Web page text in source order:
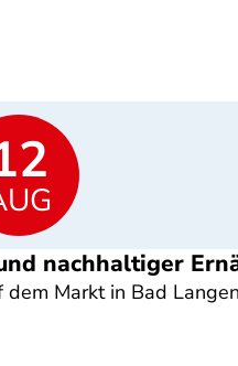
nachhaltiger
Markt in Bad